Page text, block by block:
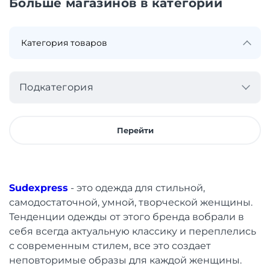
Больше магазинов в категории
Подкатегория
Перейти
Sudexpress - это одежда для стильной,
самодостаточной, умной, творческой женщины.
Тенденции одежды от этого бренда вобрали в
себя всегда актуальную классику и переплелись
с современным стилем, все это создает
неповторимые образы для каждой женщины.